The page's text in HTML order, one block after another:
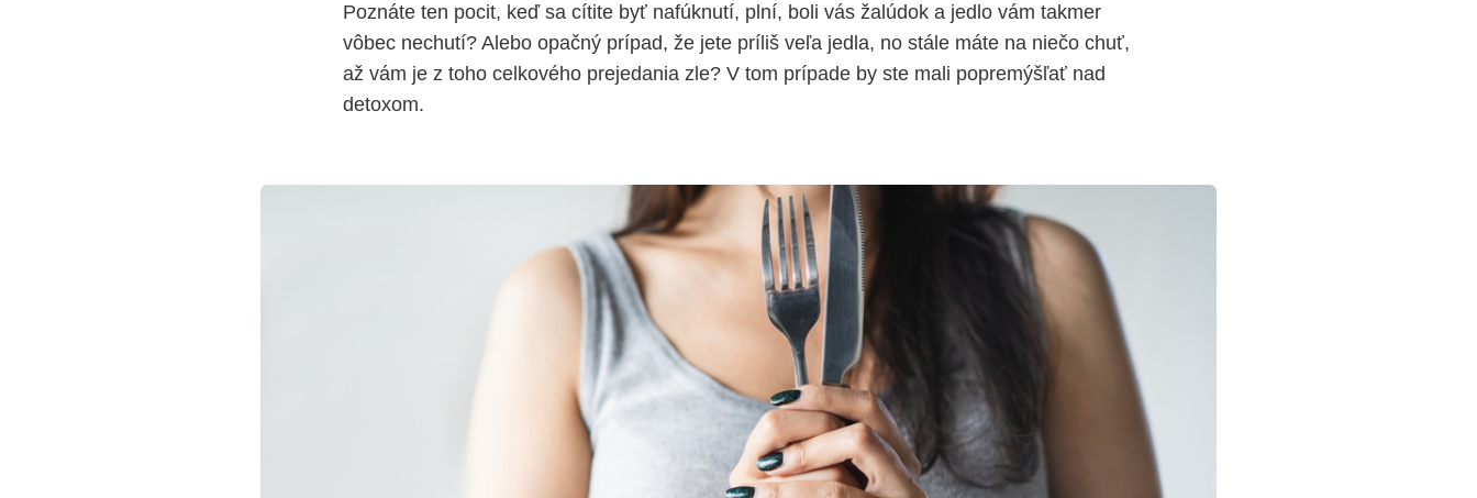
Poznáte ten pocit, keď sa cítite byť nafúknutí, plní, boli vás žalúdok a jedlo vám takmer
vôbec nechutí? Alebo opačný prípad, že jete príliš veľa jedla, no stále máte na niečo chuť,
až vám je z toho celkového prejedania zle? V tom prípade by ste mali popremýšľať nad
detoxom.